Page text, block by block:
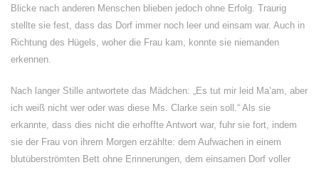
Blicke nach anderen Menschen blieben jedoch ohne Erfolg. Traurig
stellte sie fest, dass das Dorf immer noch leer und einsam war. Auch in
Richtung des Hügels, woher die Frau kam, konnte sie niemanden
erkennen.
Nach langer Stille antwortete das Mädchen: „Es tut mir leid Ma’am, aber
ich weiß nicht wer oder was diese Ms. Clarke sein soll.“ Als sie
erkannte, dass dies nicht die erhoffte Antwort war, fuhr sie fort, indem
sie der Frau von ihrem Morgen erzählte: dem Aufwachen in einem
blutüberströmten Bett ohne Erinnerungen, dem einsamen Dorf voller